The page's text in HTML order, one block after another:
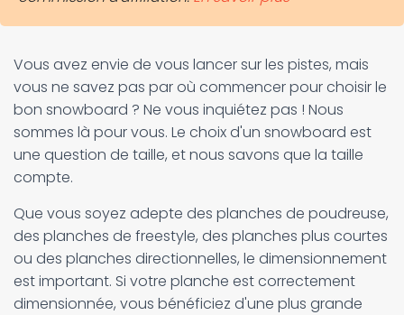
Vous avez envie de vous lancer sur les pistes, mais
vous ne savez pas par où commencer pour choisir le
bon snowboard ? Ne vous inquiétez pas ! Nous
sommes là pour vous. Le choix d'un snowboard est
une question de taille, et nous savons que la taille
compte.
Que vous soyez adepte des planches de poudreuse,
des planches de freestyle, des planches plus courtes
ou des planches directionnelles, le dimensionnement
est important. Si votre planche est correctement
dimensionnée, vous bénéficiez d'une plus grande